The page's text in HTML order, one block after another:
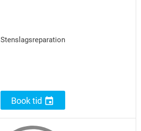
Stenslagsreparation
Book tid 